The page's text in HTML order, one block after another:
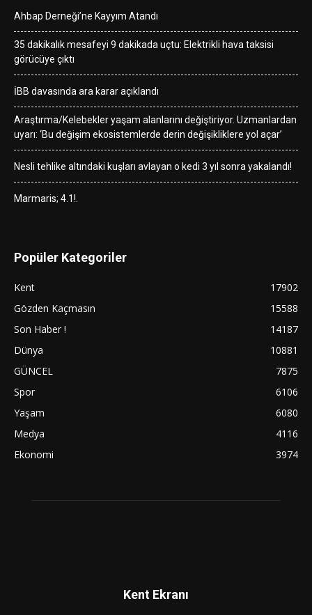
Ahbap Derneği’ne Kayyım Atandı
35 dakikalık mesafeyi 9 dakikada uçtu: Elektrikli hava taksisi
görücüye çıktı
İBB davasında ara karar açıklandı
Araştırma/Kelebekler yaşam alanlarını değiştiriyor. Uzmanlardan
uyarı: ‘Bu değişim ekosistemlerde derin değişikliklere yol açar’
Nesli tehlike altındaki kuşları avlayan o kedi 3 yıl sonra yakalandı!
Marmaris; 4.1!.
Popüler Kategoriler
Kent
17902
Gözden Kaçmasın
15588
Son Haber !
14187
Dünya
10881
GÜNCEL
7875
Spor
6106
Yaşam
6080
Medya
4116
Ekonomi
3974
Kent Ekranı